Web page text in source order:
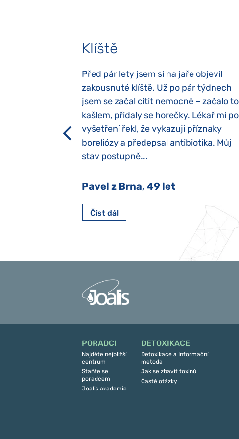
Klíště
Před pár lety jsem si na jaře objevil
zakousnuté klíště. Už po pár týdnech
jsem se začal cítit nemocně – začalo to
kašlem, přidaly se horečky. Lékař mi po
vyšetření řekl, že vykazuji příznaky
boreliózy a předepsal antibiotika. Můj
stav postupně...
Pavel z Brna, 49 let
Číst dál
PORADCI
Najděte nejbližší
centrum
Staňte se
poradcem
Joalis akademie
DETOXIKACE
Detoxikace a Informační
metoda
Jak se zbavit toxinů
Časté otázky